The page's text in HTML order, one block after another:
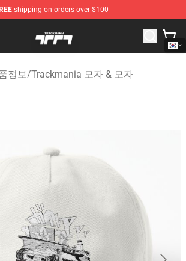
shipping on orders over $100
- Official Trackmania Merchandise
정보/Trackmania 모자 & 모자